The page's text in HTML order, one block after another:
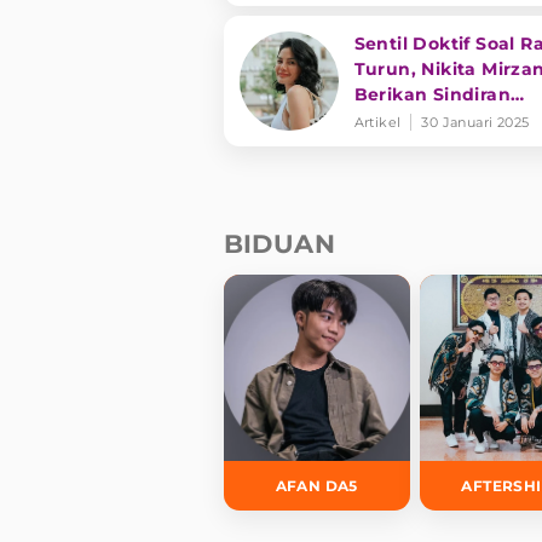
Sentil Doktif Soal
Turun, Nikita
Berikan Sindiran
Menohok ke Dewi
Artikel 30 Januari 2025
BIDUAN
AFAN DA5